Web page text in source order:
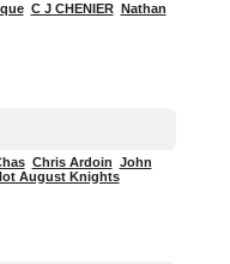
C J CHENIER Nathan
Chris Ardoin John
August Knights